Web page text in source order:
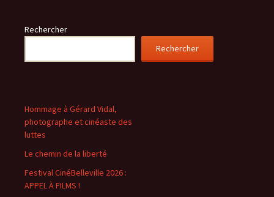
Rechercher
Rechercher
Hommage à Gérard Vidal,
photographe et cinéaste des
luttes
Le chemin de la liberté
Festival CinéBelleville 2026 :
APPEL À FILMS !